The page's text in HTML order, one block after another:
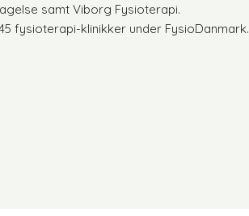
samt Viborg Fysioterapi.
fysioterapi-klinikker under FysioDanmark.